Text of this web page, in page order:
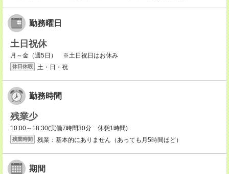
勤務曜日
土日祝休
月～金（週5日） ※土日祝日はお休み
休日休暇 土・日・祝
勤務時間
残業少
10:00～18:30(実働7時間30分 休憩1時間)
残業時間 残業：基本的にありません（あっても月5時間ほど）
期間